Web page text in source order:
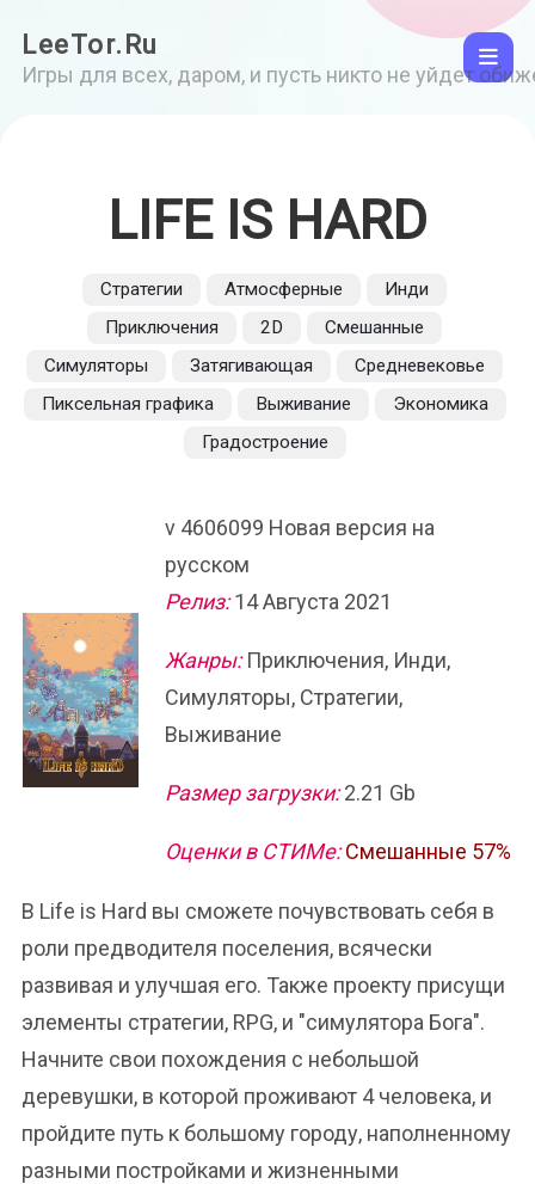
LeeTor.Ru
Игры для всех, даром, и пусть никто не уйдет
LIFE IS HARD
Стратегии Атмосферные
Инди
Приключения
2D
Смешанные
Симуляторы
Затягивающая
Средневековье
Пиксельная графика
Выживание
Экономика
Градостроение
v 4606099 Новая версия на
русском
Релиз:14 Августа 2021
Жанры:Приключения, Инди,
Симуляторы, Стратегии,
Выживание
Размер загрузки:2.21 Gb
Оценки в СТИМе: Смешанные 57%
В Life is Hard вы сможете почувствовать себя в
роли предводителя поселения, всячески
развивая и улучшая его. Также проекту присущи
элементы стратегии, RPG, и "симулятора Бога".
Начните свои похождения с небольшой
деревушки, в которой проживают 4 человека, и
пройдите путь к большому городу, наполненному
разными постройками и жизненными